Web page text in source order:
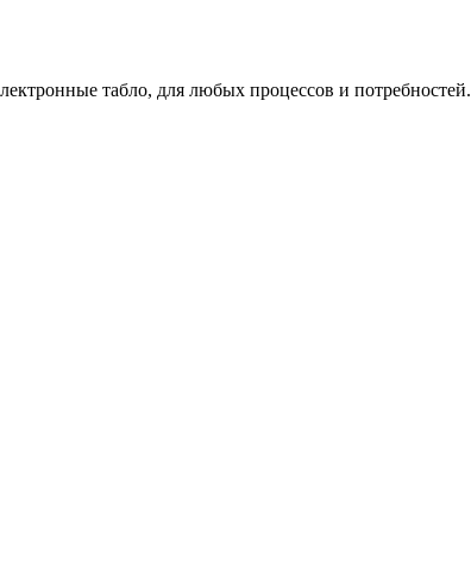
табло, для любых процессов и потребностей.